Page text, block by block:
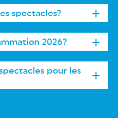
spectacles?
2026?
pour les